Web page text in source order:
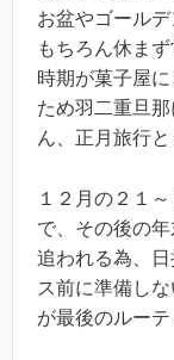
お盆やゴール
もちろん休ま
時期が菓子屋
ため羽二重旦
ん、正月旅行と
１２月の２１
で、その後の
追われる為、
ス前に準備し
が最後のルーテ